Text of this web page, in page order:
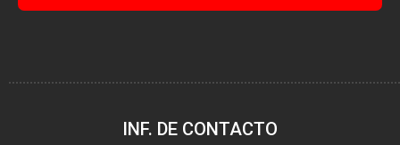
INF. DE CONTACTO